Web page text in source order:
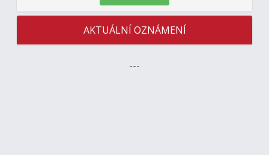
AKTUÁLNÍ OZNÁMENÍ
---